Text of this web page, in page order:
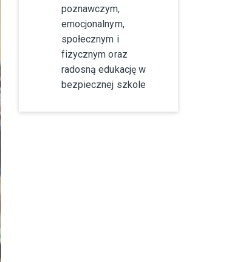
poznawczym,
emocjonalnym,
społecznym i
fizycznym oraz
radosną edukację w
bezpiecznej szkole